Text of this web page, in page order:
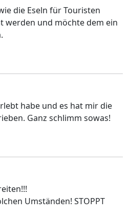
die Eseln für Touristen
werden und möchte dem ein
habe und es hat mir die
Ganz schlimm sowas!
Umständen! STOPPT